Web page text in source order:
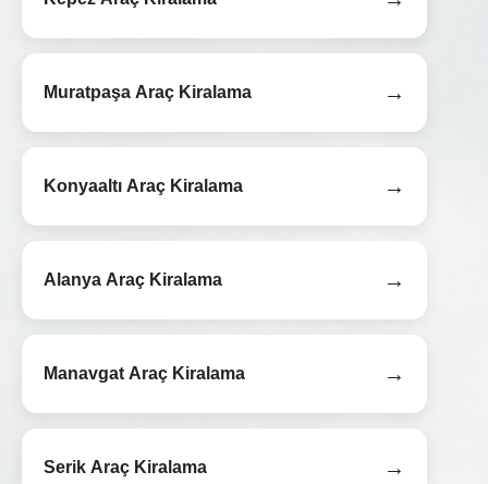
Muratpaşa Araç Kiralama →
Konyaaltı Araç Kiralama →
Alanya Araç Kiralama →
Manavgat Araç Kiralama →
Serik Araç Kiralama →